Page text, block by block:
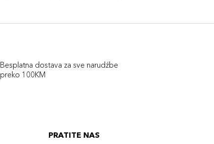
Besplatna dostava za sve narudźbe
preko 100KM
PRATITE NAS